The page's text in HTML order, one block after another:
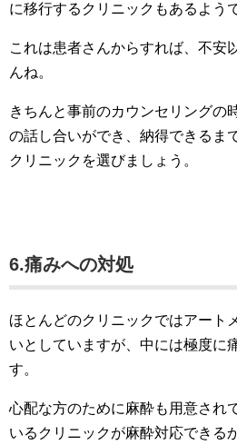
に移行するクリニックもあるよう
これは患者さんからすれば、不安
んね。
きちんと事前のカウンセリングの
の話し合いができ、納得できるま
クリニックを選びましょう。
6.痛みへの対処
ほとんどのクリニックではアート
いとしていますが、中には極度に
す。
心配な方のために麻酔も用意され
いるクリニックが麻酔対応できる